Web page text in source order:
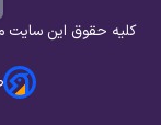
کلیه حقوق این سایت